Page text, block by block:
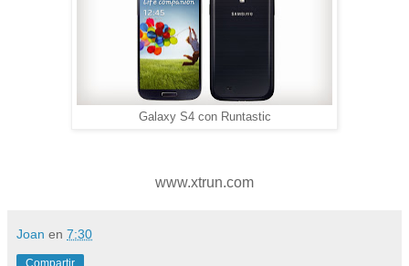
Galaxy S4 con Runtastic
www.xtrun.com
Joan en 7:30
Compartir